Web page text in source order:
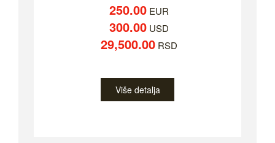
250.00 EUR
300.00 USD
29,500.00 RSD
Više detalja